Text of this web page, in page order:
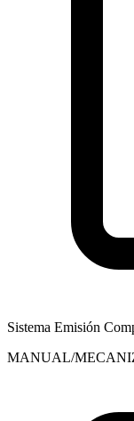
Sistema Emisión
MANUAL/